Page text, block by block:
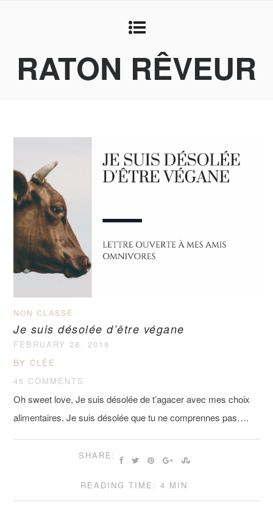
RATON RÊVEUR
NON CLASSÉ
Je suis désolée d’être végane
FEBRUARY 28, 2018
BY CLÉE
46 COMMENTS
Oh sweet love, Je suis désolée de t’agacer avec mes choix
alimentaires. Je suis désolée que tu ne comprennes pas….
SHARE:
READING TIME: 4 MIN